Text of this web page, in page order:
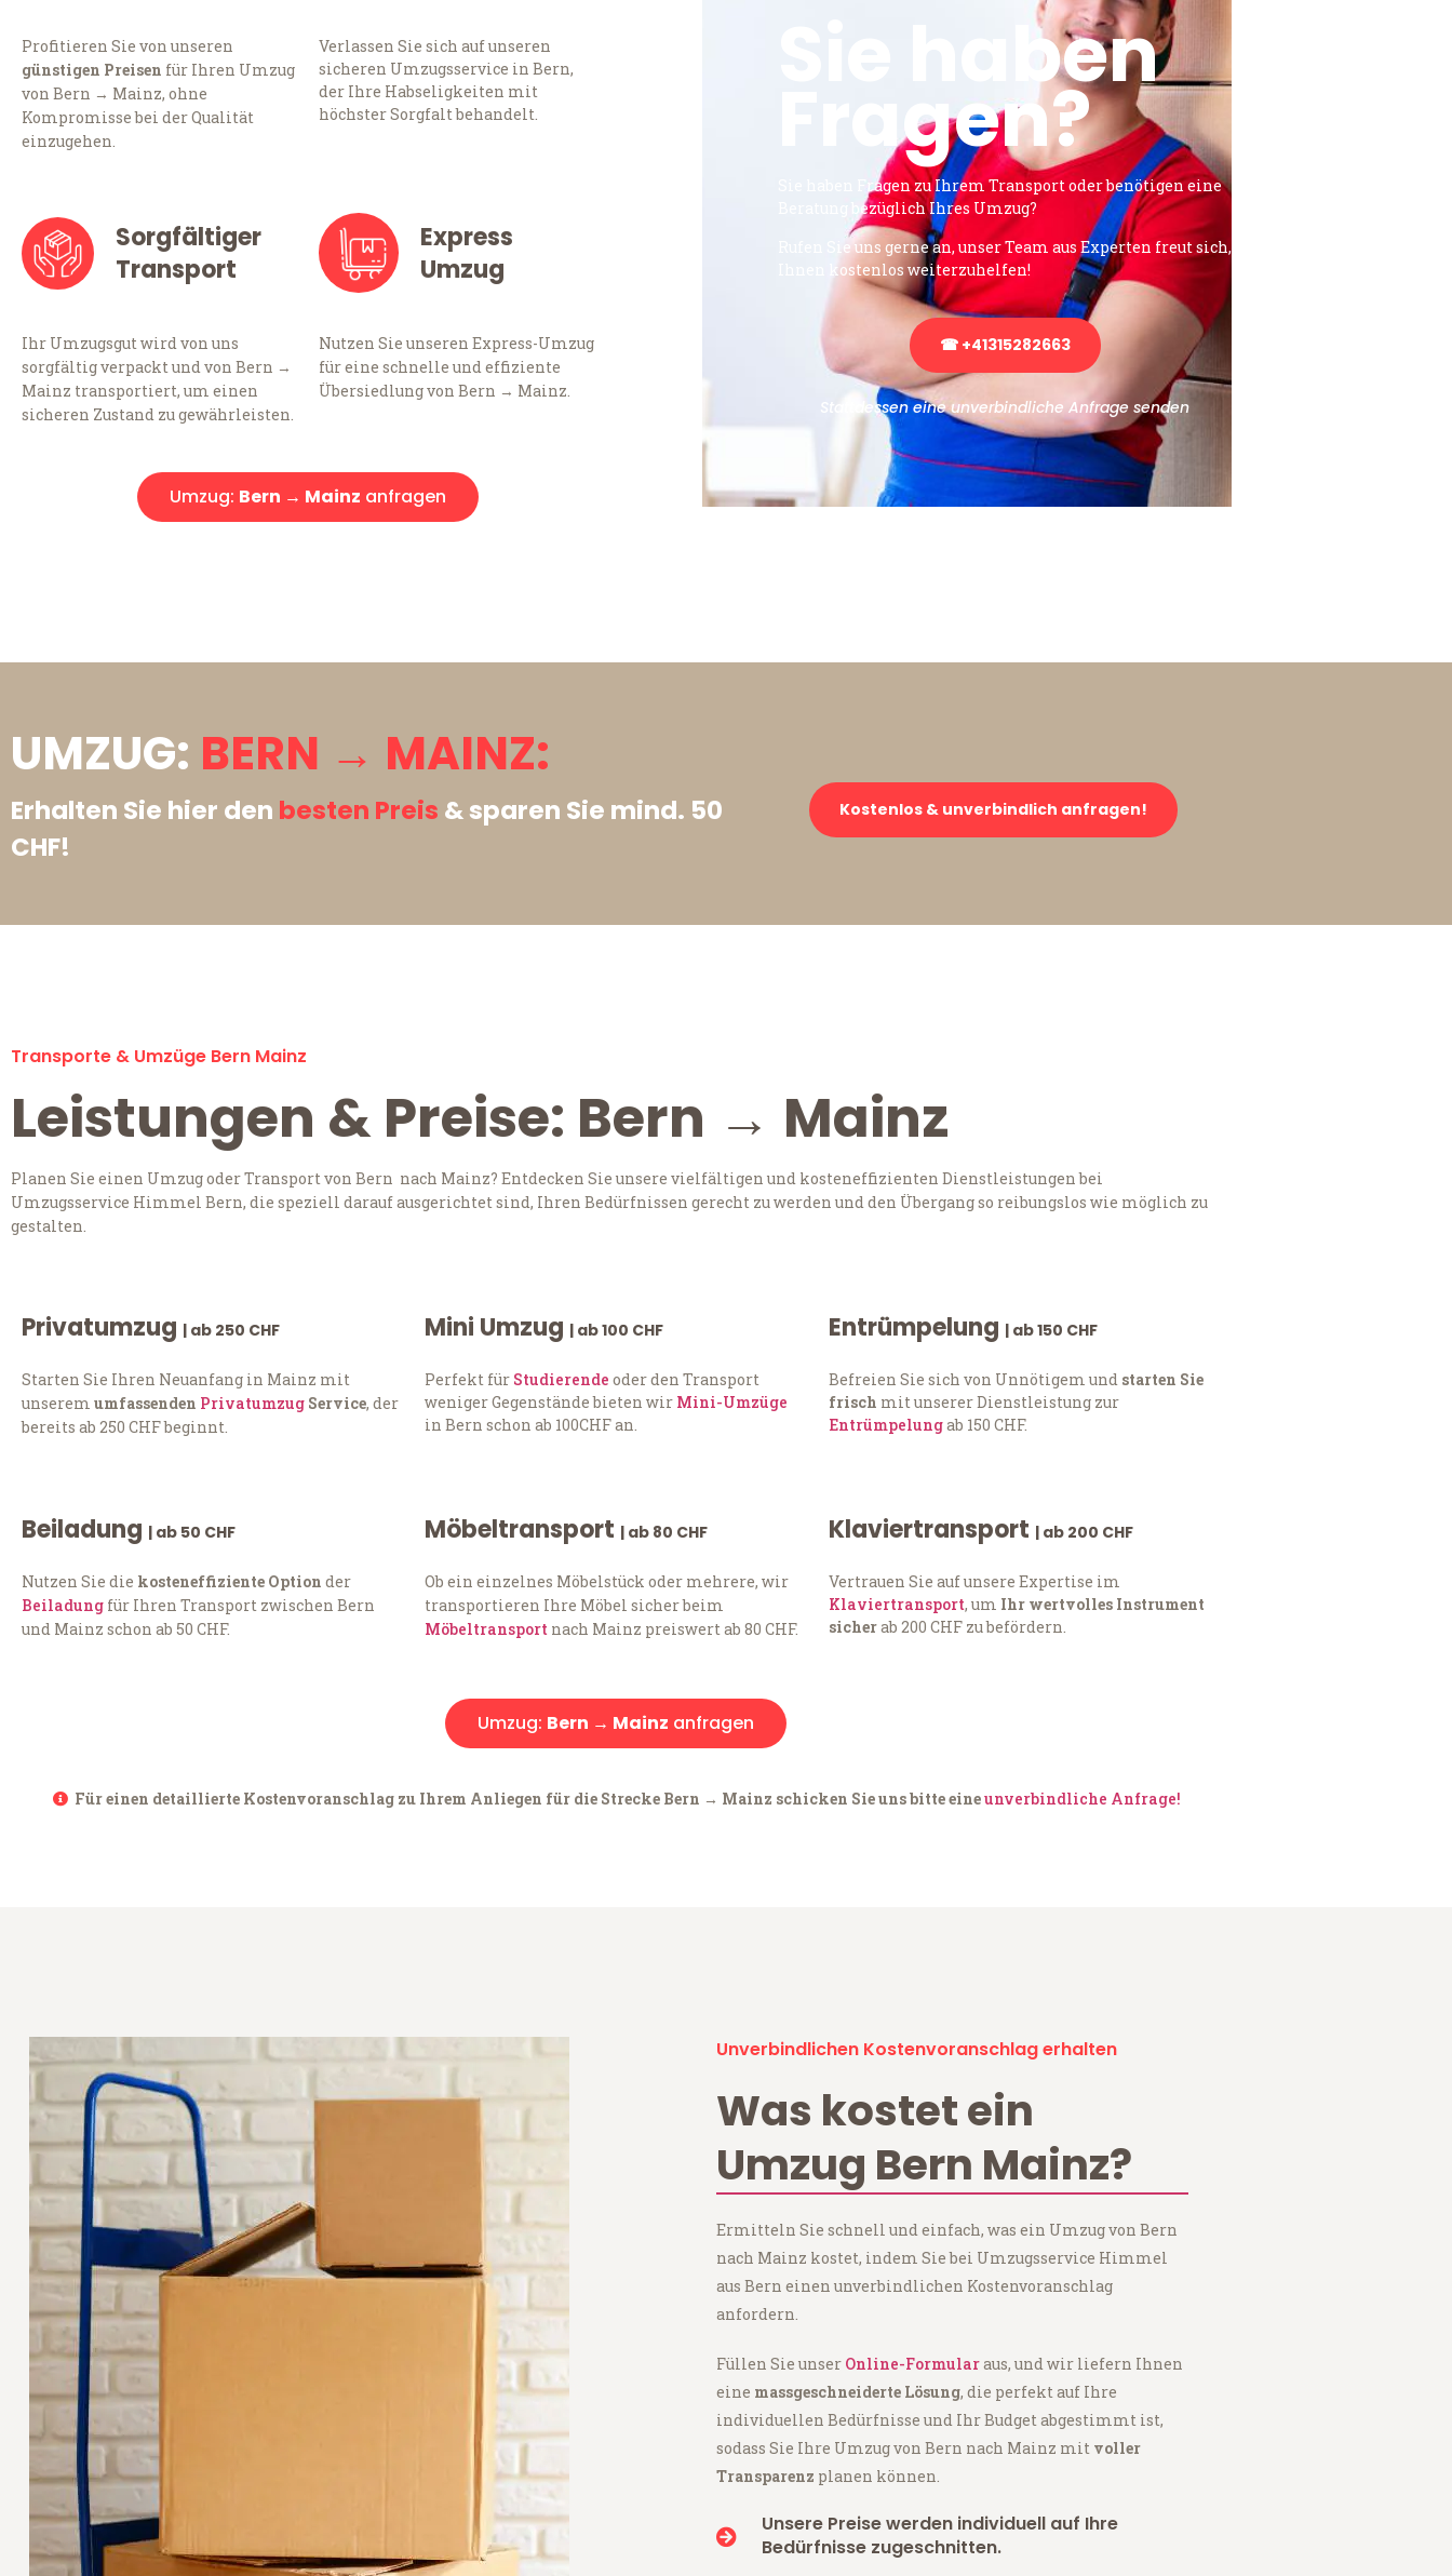
Profitieren Sie von unseren
günstigen Preisen für Ihren Umzug
von Bern → Mainz, ohne
Kompromisse bei der Qualität
einzugehen.
Verlassen Sie sich auf unseren
sicheren Umzugsservice in Bern,
der Ihre Habseligkeiten mit
höchster Sorgfalt behandelt.
Sorgfältiger
Transport
Ihr Umzugsgut wird von uns
sorgfältig verpackt und von Bern →
Mainz transportiert, um einen
sicheren Zustand zu gewährleisten.
Express
Umzug
Nutzen Sie unseren Express-Umzug
für eine schnelle und effiziente
Übersiedlung von Bern → Mainz.
Umzug: Bern → Mainz anfragen
Sie haben
Fragen?
Sie haben Fragen zu Ihrem Transport oder benötigen eine
Beratung bezüglich Ihres Umzug?
Rufen Sie uns gerne an, unser Team aus Experten freut sich,
Ihnen kostenlos weiterzuhelfen!
☎ +41315282663
Stattdessen eine unverbindliche Anfrage senden
UMZUG: BERN → MAINZ:
Erhalten Sie hier den besten Preis & sparen Sie mind. 50
CHF!
Kostenlos & unverbindlich anfragen!
Transporte & Umzüge Bern Mainz
Leistungen & Preise: Bern → Mainz
Planen Sie einen Umzug oder Transport von Bern nach Mainz? Entdecken Sie unsere vielfältigen und kosteneffizienten Dienstleistungen bei
Umzugsservice Himmel Bern, die speziell darauf ausgerichtet sind, Ihren Bedürfnissen gerecht zu werden und den Übergang so reibungslos wie möglich zu
gestalten.
Privatumzug | ab 250 CHF
Starten Sie Ihren Neuanfang in Mainz mit
unserem umfassenden Privatumzug Service, der
bereits ab 250 CHF beginnt.
Mini Umzug | ab 100 CHF
Perfekt für Studierende oder den Transport
weniger Gegenstände bieten wir Mini-Umzüge
in Bern schon ab 100CHF an.
Entrümpelung | ab 150 CHF
Befreien Sie sich von Unnötigem und starten Sie
frisch mit unserer Dienstleistung zur
Entrümpelungab 150 CHF.
Beiladung | ab 50 CHF
Nutzen Sie die kosteneffiziente Option der
Beiladung für Ihren Transport zwischen Bern
und Mainz schon ab 50 CHF.
Möbeltransport | ab 80 CHF
Ob ein einzelnes Möbelstück oder mehrere, wir
transportieren Ihre Möbel sicher beim
Möbeltransport nach Mainz preiswert ab 80 CHF.
Klaviertransport | ab 200 CHF
Vertrauen Sie auf unsere Expertise im
Klaviertransport, um Ihr wertvolles Instrument
sicherab 200 CHF zu befördern.
Umzug: Bern → Mainz anfragen
Für einen detaillierte Kostenvoranschlag zu Ihrem Anliegen für die Strecke Bern → Mainz schicken Sie uns bitte eineunverbindliche Anfrage!
Unverbindlichen Kostenvoranschlag erhalten
Was kostet ein
Umzug Bern Mainz?
Ermitteln Sie schnell und einfach, was ein Umzug von Bern
nach Mainz kostet, indem Sie bei Umzugsservice Himmel
aus Bern einen unverbindlichen Kostenvoranschlag
anfordern.
Füllen Sie unser Online-Formularaus, und wir liefern Ihnen
eine massgeschneiderte Lösung, die perfekt auf Ihre
individuellen Bedürfnisse und Ihr Budget abgestimmt ist,
sodass Sie Ihre Umzug von Bern nach Mainz mit voller
Transparenz planen können.
Unsere Preise werden individuell auf Ihre
Bedürfnisse zugeschnitten.